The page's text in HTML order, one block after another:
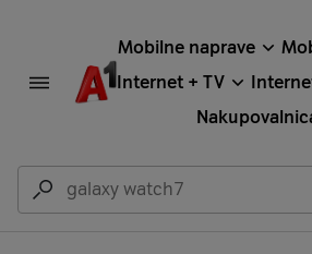
Mobilne naprave
Internet + TV